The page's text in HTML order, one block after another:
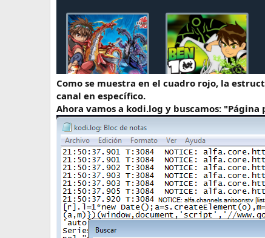
Como se muestra en el cuadro rojo, la
canal en específico.
Ahora vamos a kodi.log y buscamos: